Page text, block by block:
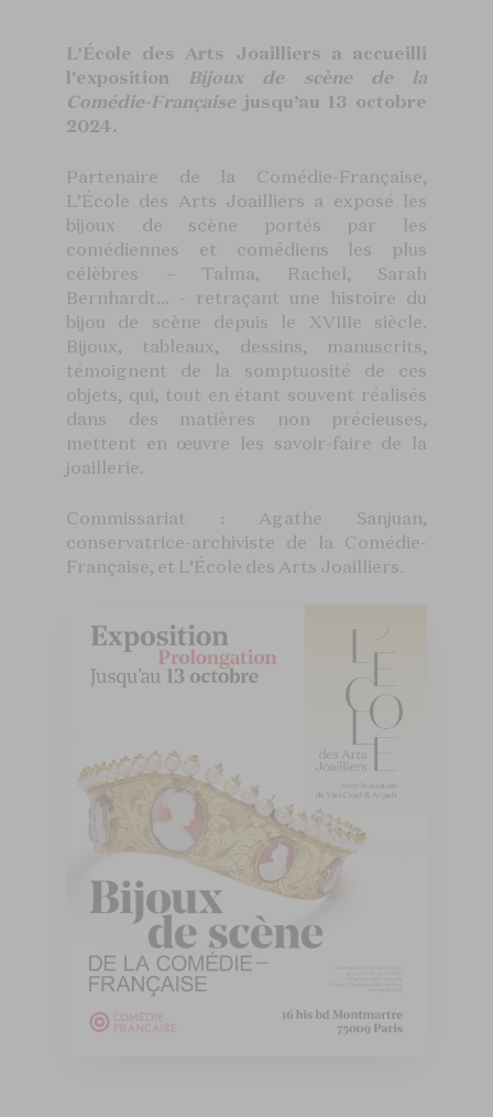
L’École des Arts Joailliers a accueilli
l'exposition Bijoux de scène de la
Comédie-Française jusqu’au 13 octobre
2024.
Partenaire de la Comédie-Française,
L’École des Arts Joailliers a exposé les
bijoux de scène portés par les
comédiennes et comédiens les plus
célèbres – Talma, Rachel, Sarah
Bernhardt… - retraçant une histoire du
bijou de scène depuis le XVIIIe siècle.
Bijoux, tableaux, dessins, manuscrits,
témoignent de la somptuosité de ces
objets, qui, tout en étant souvent réalisés
dans des matières non précieuses,
mettent en œuvre les savoir-faire de la
joaillerie.
Commissariat : Agathe Sanjuan,
conservatrice-archiviste de la Comédie-
Française, et L’École des Arts Joailliers.